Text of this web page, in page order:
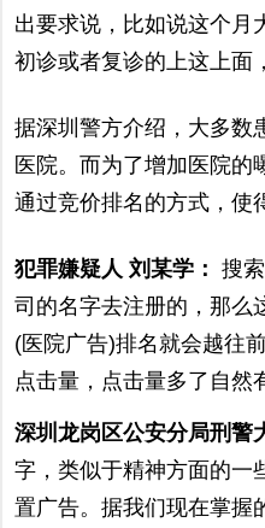
出要求说，比如说这个月
初诊或者复诊的上这上面
据深圳警方介绍，大多数
医院。而为了增加医院的
通过竞价排名的方式，使
犯罪嫌疑人 刘某学： 搜
司的名字去注册的，那么
(医院广告)排名就会越往
点击量，点击量多了自然
深圳龙岗区公安分局刑警
字，类似于精神方面的一
置广告。据我们现在掌握